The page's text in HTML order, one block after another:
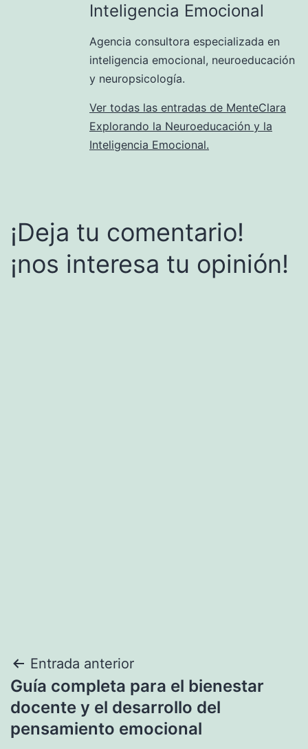
Inteligencia Emocional
Agencia consultora especializada en
inteligencia emocional, neuroeducación
y neuropsicología.
Ver todas las entradas de MenteClara
Explorando la Neuroeducación y la
Inteligencia Emocional.
¡Deja tu comentario!
¡nos interesa tu opinión!
Navegación
de
entradas
Entrada anterior
Guía completa para el bienestar
docente y el desarrollo del
pensamiento emocional